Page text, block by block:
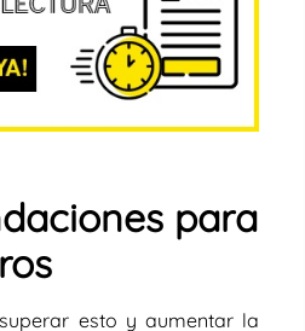
para
esto y aumentar la